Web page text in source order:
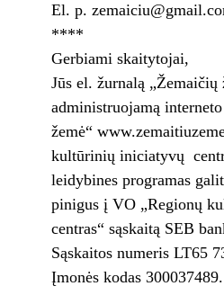
El. p.
****
Gerbiami skaitytojai,
Jūs el. žurnalą „Žemaičių
administruojamą
žemė“
kultūrinių iniciatyvų
leidybines programas
pinigus į VO „Regionų
centras“ sąskaitą SEB
Sąskaitos numeris LT65
Įmonės kodas 300037489.